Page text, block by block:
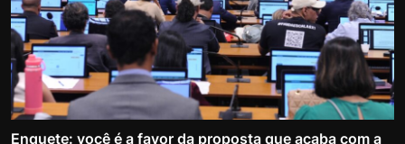
Enquete: você é a favor da proposta que acaba com a